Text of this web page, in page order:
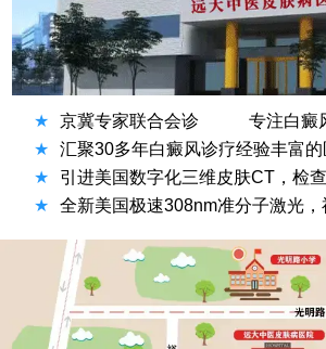
★ 京冀专家联合会诊
专注白癜
★
汇聚30多年白癜风诊疗经验丰富
★
引进美国数字化三维皮肤CT，检
★
全新美国极速308nm准分子激光